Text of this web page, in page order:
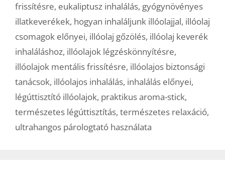
frissítésre, eukaliptusz inhalálás, gyógynövényes
illatkeverékek, hogyan inhaláljunk illóolajjal, illóolaj
csomagok előnyei, illóolaj gőzölés, illóolaj keverék
inhaláláshoz, illóolajok légzéskönnyítésre,
illóolajok mentális frissítésre, illóolajos biztonsági
tanácsok, illóolajos inhalálás, inhalálás előnyei,
légúttisztító illóolajok, praktikus aroma-stick,
természetes légúttisztítás, természetes relaxáció,
ultrahangos párologtató használata